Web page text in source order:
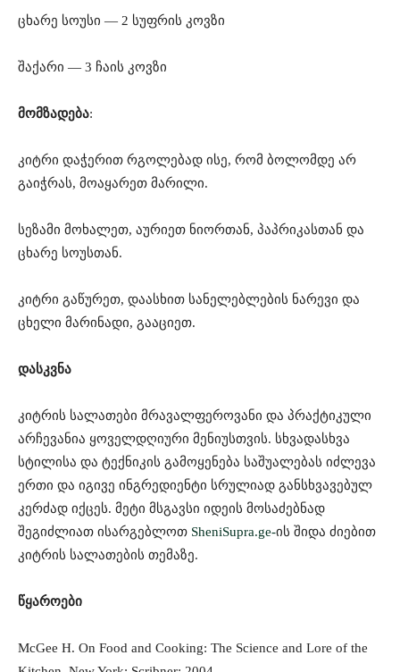
ცხარე სოუსი — 2 სუფრის კოვზი
შაქარი — 3 ჩაის კოვზი
მომზადება:
კიტრი დაჭერით რგოლებად ისე, რომ ბოლომდე არ
გაიჭრას, მოაყარეთ მარილი.
სეზამი მოხალეთ, აურიეთ ნიორთან, პაპრიკასთან და
ცხარე სოუსთან.
კიტრი გაწურეთ, დაასხით სანელებლების ნარევი და
ცხელი მარინადი, გააციეთ.
დასკვნა
კიტრის სალათები მრავალფეროვანი და პრაქტიკული
არჩევანია ყოველდღიური მენიუსთვის. სხვადასხვა
სტილისა და ტექნიკის გამოყენება საშუალებას იძლევა
ერთი და იგივე ინგრედიენტი სრულიად განსხვავებულ
კერძად იქცეს. მეტი მსგავსი იდეის მოსაძებნად
შეგიძლიათ ისარგებლოთ SheniSupra.ge-ის შიდა ძიებით
კიტრის სალათების თემაზე.
წყაროები
McGee H. On Food and Cooking: The Science and Lore of the